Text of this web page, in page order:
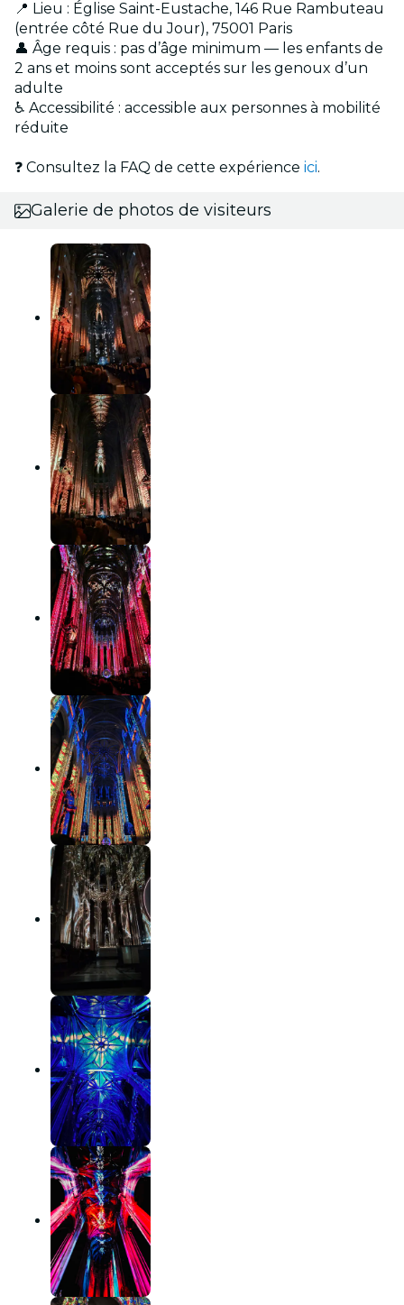
📍 Lieu : Église Saint-Eustache, 146 Rue Rambuteau
(entrée côté Rue du Jour), 75001 Paris
👤 Âge requis : pas d’âge minimum — les enfants de
2 ans et moins sont acceptés sur les genoux d’un
adulte
♿ Accessibilité : accessible aux personnes à mobilité
réduite
❓ Consultez la FAQ de cette expérience ici.
Galerie de photos de visiteurs